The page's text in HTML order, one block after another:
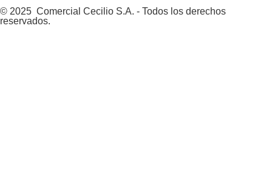
© 2025 Comercial Cecilio S.A. - Todos los derechos
reservados.